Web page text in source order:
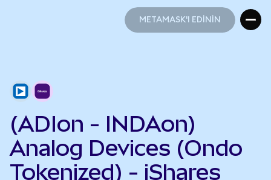
METAMASK'I EDİNİN
(ADIon - INDAon)
Analog Devices (Ondo
Tokenized) - iShares